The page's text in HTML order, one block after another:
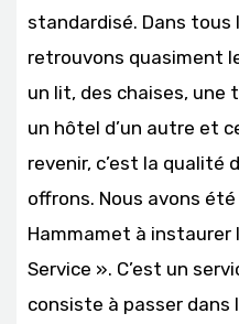
standardisé. Dans tous
retrouvons quasiment
un lit, des chaises, une
un hôtel d’un autre et
revenir, c’est la qualité
offrons. Nous avons
Hammamet à instaurer
Service ». C’est un
consiste à passer dans